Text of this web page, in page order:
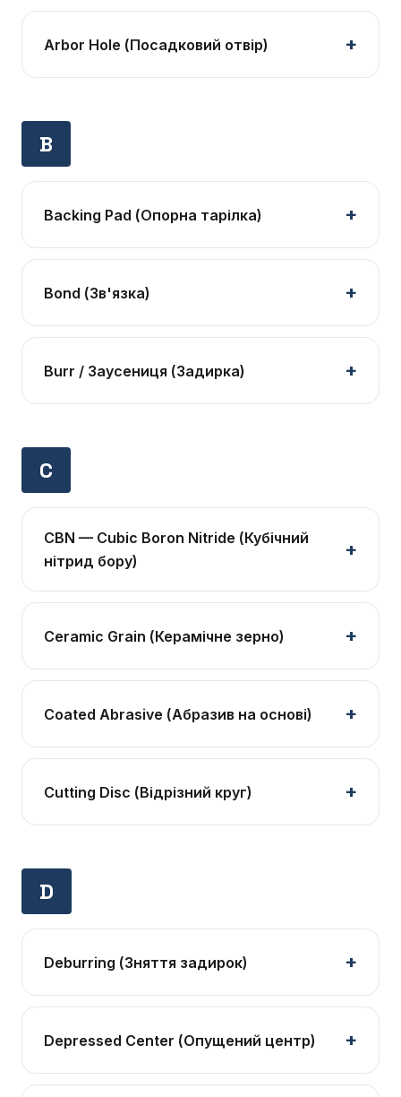
Arbor Hole (Посадковий отвір)
B
Backing Pad (Опорна тарілка)
Bond (Зв'язка)
Burr / Заусениця (Задирка)
C
CBN — Cubic Boron Nitride (Кубічний
нітрид бору)
Ceramic Grain (Керамічне зерно)
Coated Abrasive (Абразив на основі)
Cutting Disc (Відрізний круг)
D
Deburring (Зняття задирок)
Depressed Center (Опущений центр)